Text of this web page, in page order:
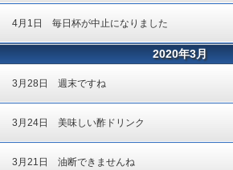
4月1日 毎日杯が中止になりました
2020年3月
3月28日 週末ですね
3月24日 美味しい酢ドリンク
3月21日 油断できませんね